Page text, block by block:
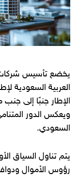
يخضع تأسيس شركات
العربية السعودية
الإطار جنبًا إلى
ويعكس الدور
السعودي.
يتم تناول السياق
رؤوس الأموال